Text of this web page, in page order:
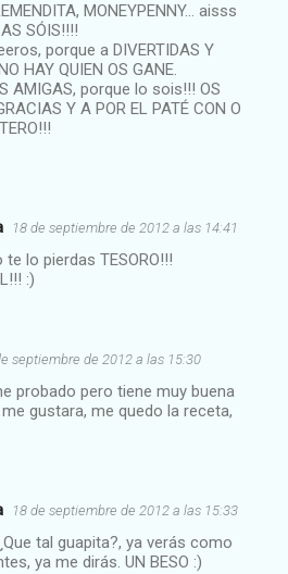
MONEYPENNY... aisss
SÓIS!!!!
porque a DIVERTIDAS Y
HAY QUIEN OS GANE.
AMIGAS, porque lo sois!!! OS
Y A POR EL PATÉ CON O
18 de septiembre de 2012 a las 14:41
te lo pierdas TESORO!!!
:)
septiembre de 2012 a las 15:30
probado pero tiene muy buena
gustara, me quedo la receta,
18 de septiembre de 2012 a las 15:33
tal guapita?, ya verás como
ya me dirás. UN BESO :)